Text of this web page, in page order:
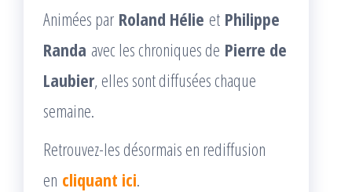
Animées par Roland Hélie et Philippe
Randa avec les chroniques de Pierre de
Laubier, elles sont diffusées chaque
semaine.
Retrouvez-les désormais en rediffusion
en cliquant ici.